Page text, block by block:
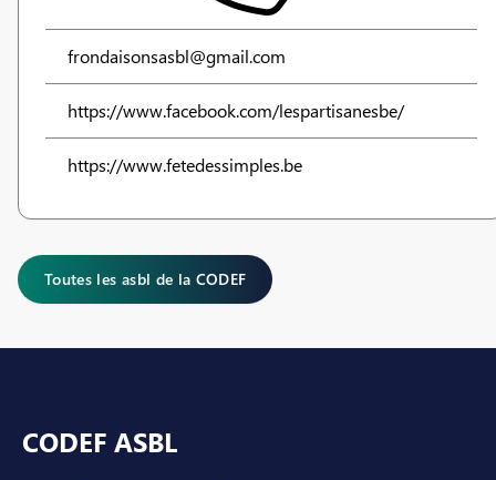
frondaisonsasbl@gmail.com
https://www.facebook.com/lespartisanesbe/
https://www.fetedessimples.be
Toutes les asbl de la CODEF
CODEF ASBL